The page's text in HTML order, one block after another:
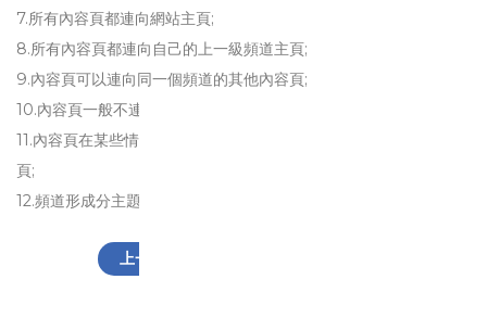
7.所有內容頁都連向網站主頁;
8.所有內容頁都連向自己的上一級頻道主頁;
9.內容頁可以連向同一個頻道的其他內容頁;
10.內容頁一般不連向其他頻道的內容頁;
11.內容頁在某些情況下，可以用適當的關鍵字連向其他頻道的內容
頁;
12.頻道形成分主題。
上一頁